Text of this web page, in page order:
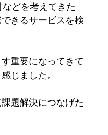
どを考えてきた
きるサービスを検
重要になってきて
じました。
題解決につなげた